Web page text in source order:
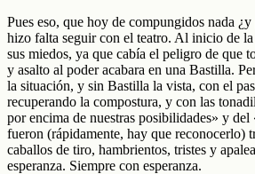
Pues eso, que hoy de compungidos nada
hizo falta seguir con el teatro. Al inicio de
sus miedos, ya que cabía el peligro de que
y asalto al poder acabara en una Bastilla.
la situación, y sin Bastilla la vista, con el
recuperando la compostura, y con las
por encima de nuestras posibilidades» y del
fueron (rápidamente, hay que reconocerlo)
caballos de tiro, hambrientos, tristes y
esperanza. Siempre con esperanza.